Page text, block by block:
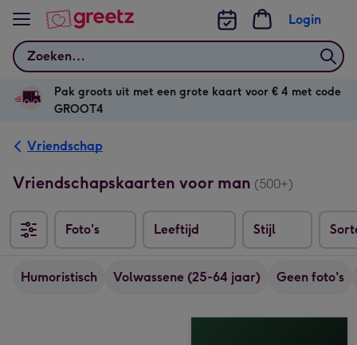
Bekijk meer
Zoeken
Login
Pak groots uit met een grote kaart voor € 4 met code
GROOT4
Vriendschap
Vriendschapskaarten voor man (500+)
Foto's Leeftijd Stijl
Humoristisch Volwassene (25-64 jaar) Geen foto's